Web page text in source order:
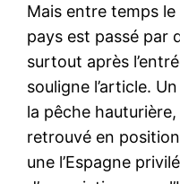
Insight
À propos
Nous contacter
Formules d’abonnement
Mais entre temps
pays est passé par
surtout après
souligne l’article.
la pêche hauturière,
retrouvé en
une l’Espagne